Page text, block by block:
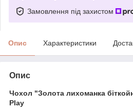
Замовлення під захистом
Опис Характеристики
Опис
Чохол "Золота лихоманка
Play